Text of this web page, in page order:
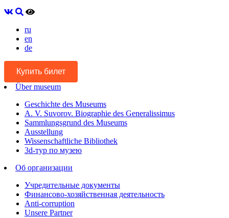
ru
en
de
Купить билет
Über museum
Geschichte des Museums
A. V. Suvorov. Biographie des Generalissimus
Sammlungsgrund des Museums
Ausstellung
Wissenschaftliche Bibliothek
3d-тур по музею
Об организации
Учредительные документы
Финансово-хозяйственная деятельность
Anti-corruption
Unsere Partner